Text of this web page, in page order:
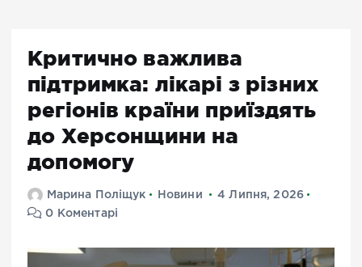
Критично важлива
підтримка: лікарі з різних
регіонів країни приїздять
до Херсонщини на
допомогу
Марина Поліщук Новини
4 Липня, 2026
0 Коментарі